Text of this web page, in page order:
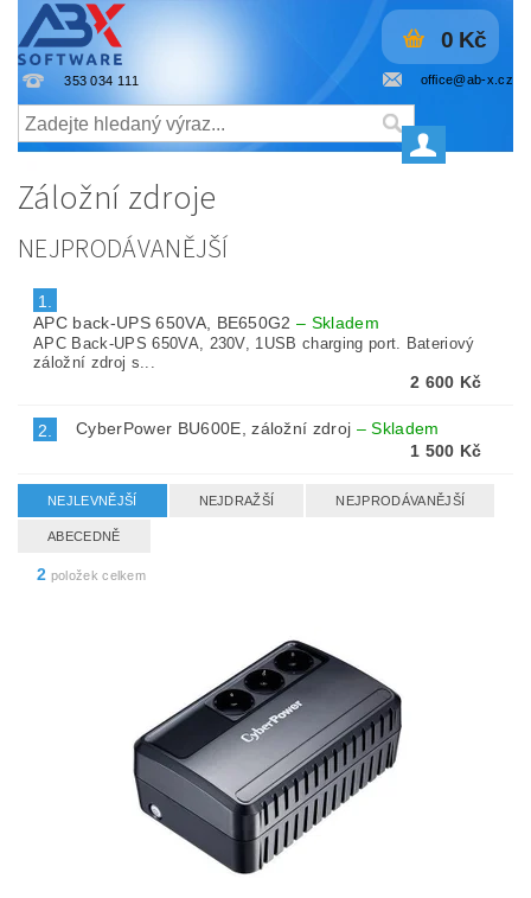
353 034 111 office@ab-x.cz
0 Kč
Záložní zdroje
NEJPRODÁVANĚJŠÍ
1.
APC back-UPS 650VA, BE650G2– Skladem
APC Back-UPS 650VA, 230V, 1USB charging port. Bateriový
záložní zdroj s...
2 600 Kč
2. CyberPower BU600E, záložní zdroj –Skladem
1 500 Kč
NEJLEVNĚJŠÍ NEJDRAŽŠÍ NEJPRODÁVANĚJŠÍ
ABECEDNĚ
2 položek celkem